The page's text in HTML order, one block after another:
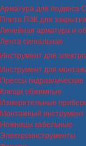
Арматура для подвеса
Плита ПЗК для
Линейная арматура и
Лента сигнальная
Инструмент для
Инструмент для
Прессы гидравлические
Клещи обжимные
Измерительные
Монтажный инструмент
Ножницы кабельные
Электроинструменты